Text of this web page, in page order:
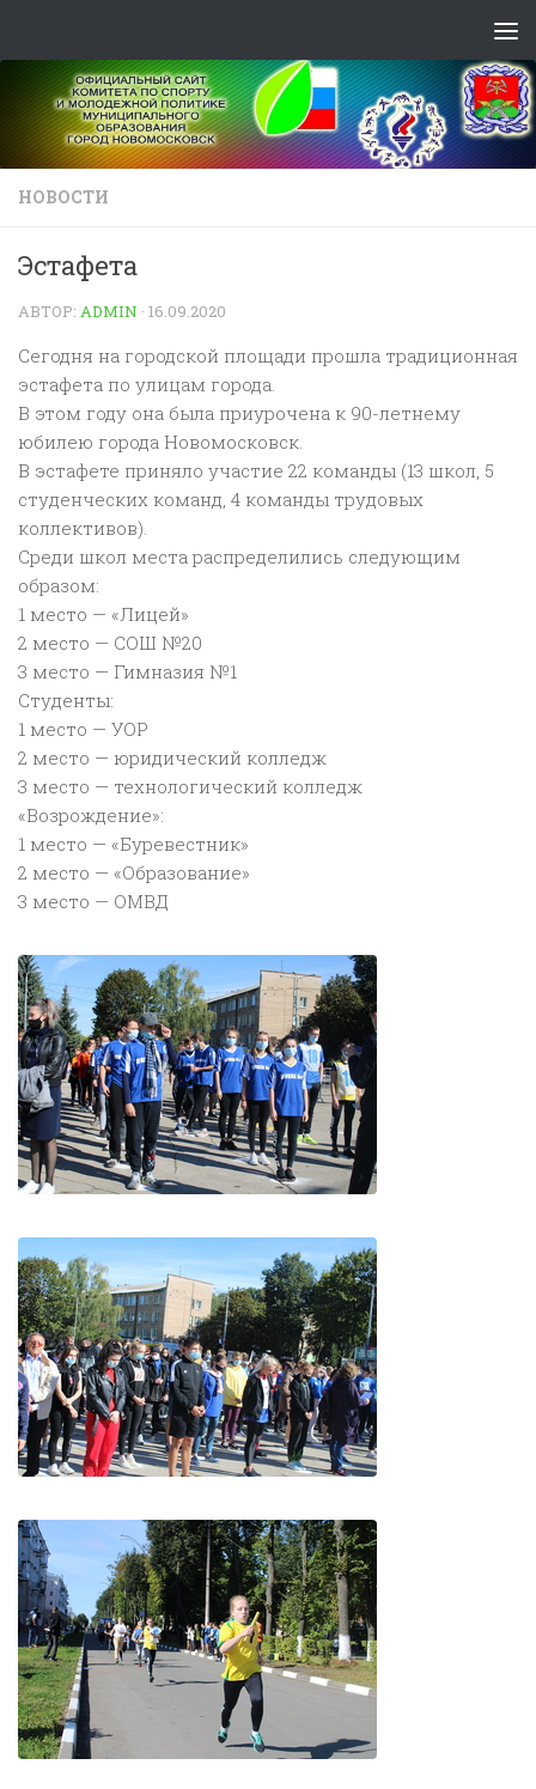
НОВОСТИ
Эстафета
АВТОР: ADMIN · 16.09.2020
Сегодня на городской площади прошла традиционная
эстафета по улицам города.
В этом году она была приурочена к 90-летнему
юбилею города Новомосковск.
В эстафете приняло участие 22 команды (13 школ, 5
студенческих команд, 4 команды трудовых
коллективов).
Среди школ места распределились следующим
образом:
1 место — «Лицей»
2 место — СОШ №20
3 место — Гимназия №1
Студенты:
1 место — УОР
2 место — юридический колледж
3 место — технологический колледж
«Возрождение»:
1 место — «Буревестник»
2 место — «Образование»
3 место — ОМВД